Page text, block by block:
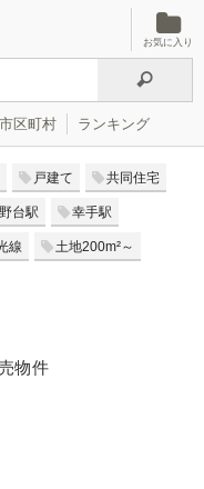
お気に入り
市区町村 ランキング
戸建て 共同住宅
台駅 幸手駅
線 土地200m²～
物件